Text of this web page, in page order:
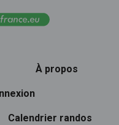
À propos
Calendrier randos